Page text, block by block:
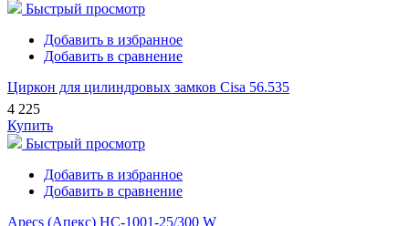
Быстрый просмотр
Добавить в избранное
Добавить в сравнение
Циркон для цилиндровых замков Cisa 56.535
4 225
Купить
Быстрый просмотр
Добавить в избранное
Добавить в сравнение
Apecs (Апекс) HC-1001-25/300 W